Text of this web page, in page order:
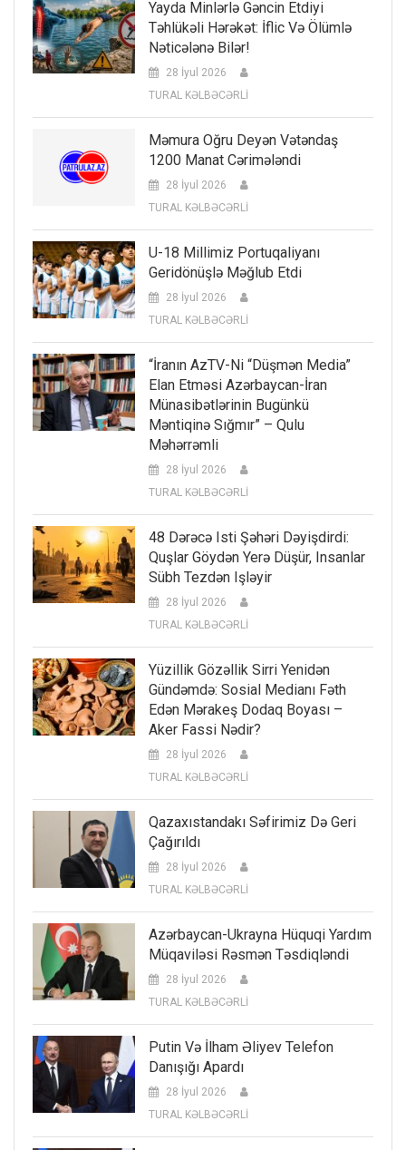
Yayda Minlərlə Gəncin Etdiyi
Təhlükəli Hərəkət: İflic Və Ölümlə
Nəticələnə Bilər!
28 İyul 2026
TURAL KƏLBƏCƏRLİ
Məmura Oğru Deyən Vətəndaş
1200 Manat Cərimələndi
28 İyul 2026
TURAL KƏLBƏCƏRLİ
U-18 Millimiz Portuqaliyanı
Geridönüşlə Məğlub Etdi
28 İyul 2026
TURAL KƏLBƏCƏRLİ
“İranın AzTV-Ni “düşmən Media”
Elan Etməsi Azərbaycan-İran
Münasibətlərinin Bugünkü
Məntiqinə Sığmır” – Qulu
Məhərrəmli
28 İyul 2026
TURAL KƏLBƏCƏRLİ
48 Dərəcə Isti Şəhəri Dəyişdirdi:
Quşlar Göydən Yerə Düşür, Insanlar
Sübh Tezdən Işləyir
28 İyul 2026
TURAL KƏLBƏCƏRLİ
Yüzillik Gözəllik Sirri Yenidən
Gündəmdə: Sosial Medianı Fəth
Edən Mərakeş Dodaq Boyası –
Aker Fassi Nədir?
28 İyul 2026
TURAL KƏLBƏCƏRLİ
Qazaxıstandakı Səfirimiz Də Geri
Çağırıldı
28 İyul 2026
TURAL KƏLBƏCƏRLİ
Azərbaycan-Ukrayna Hüquqi Yardım
Müqaviləsi Rəsmən Təsdiqləndi
28 İyul 2026
TURAL KƏLBƏCƏRLİ
Putin Və İlham Əliyev Telefon
Danışığı Apardı
28 İyul 2026
TURAL KƏLBƏCƏRLİ